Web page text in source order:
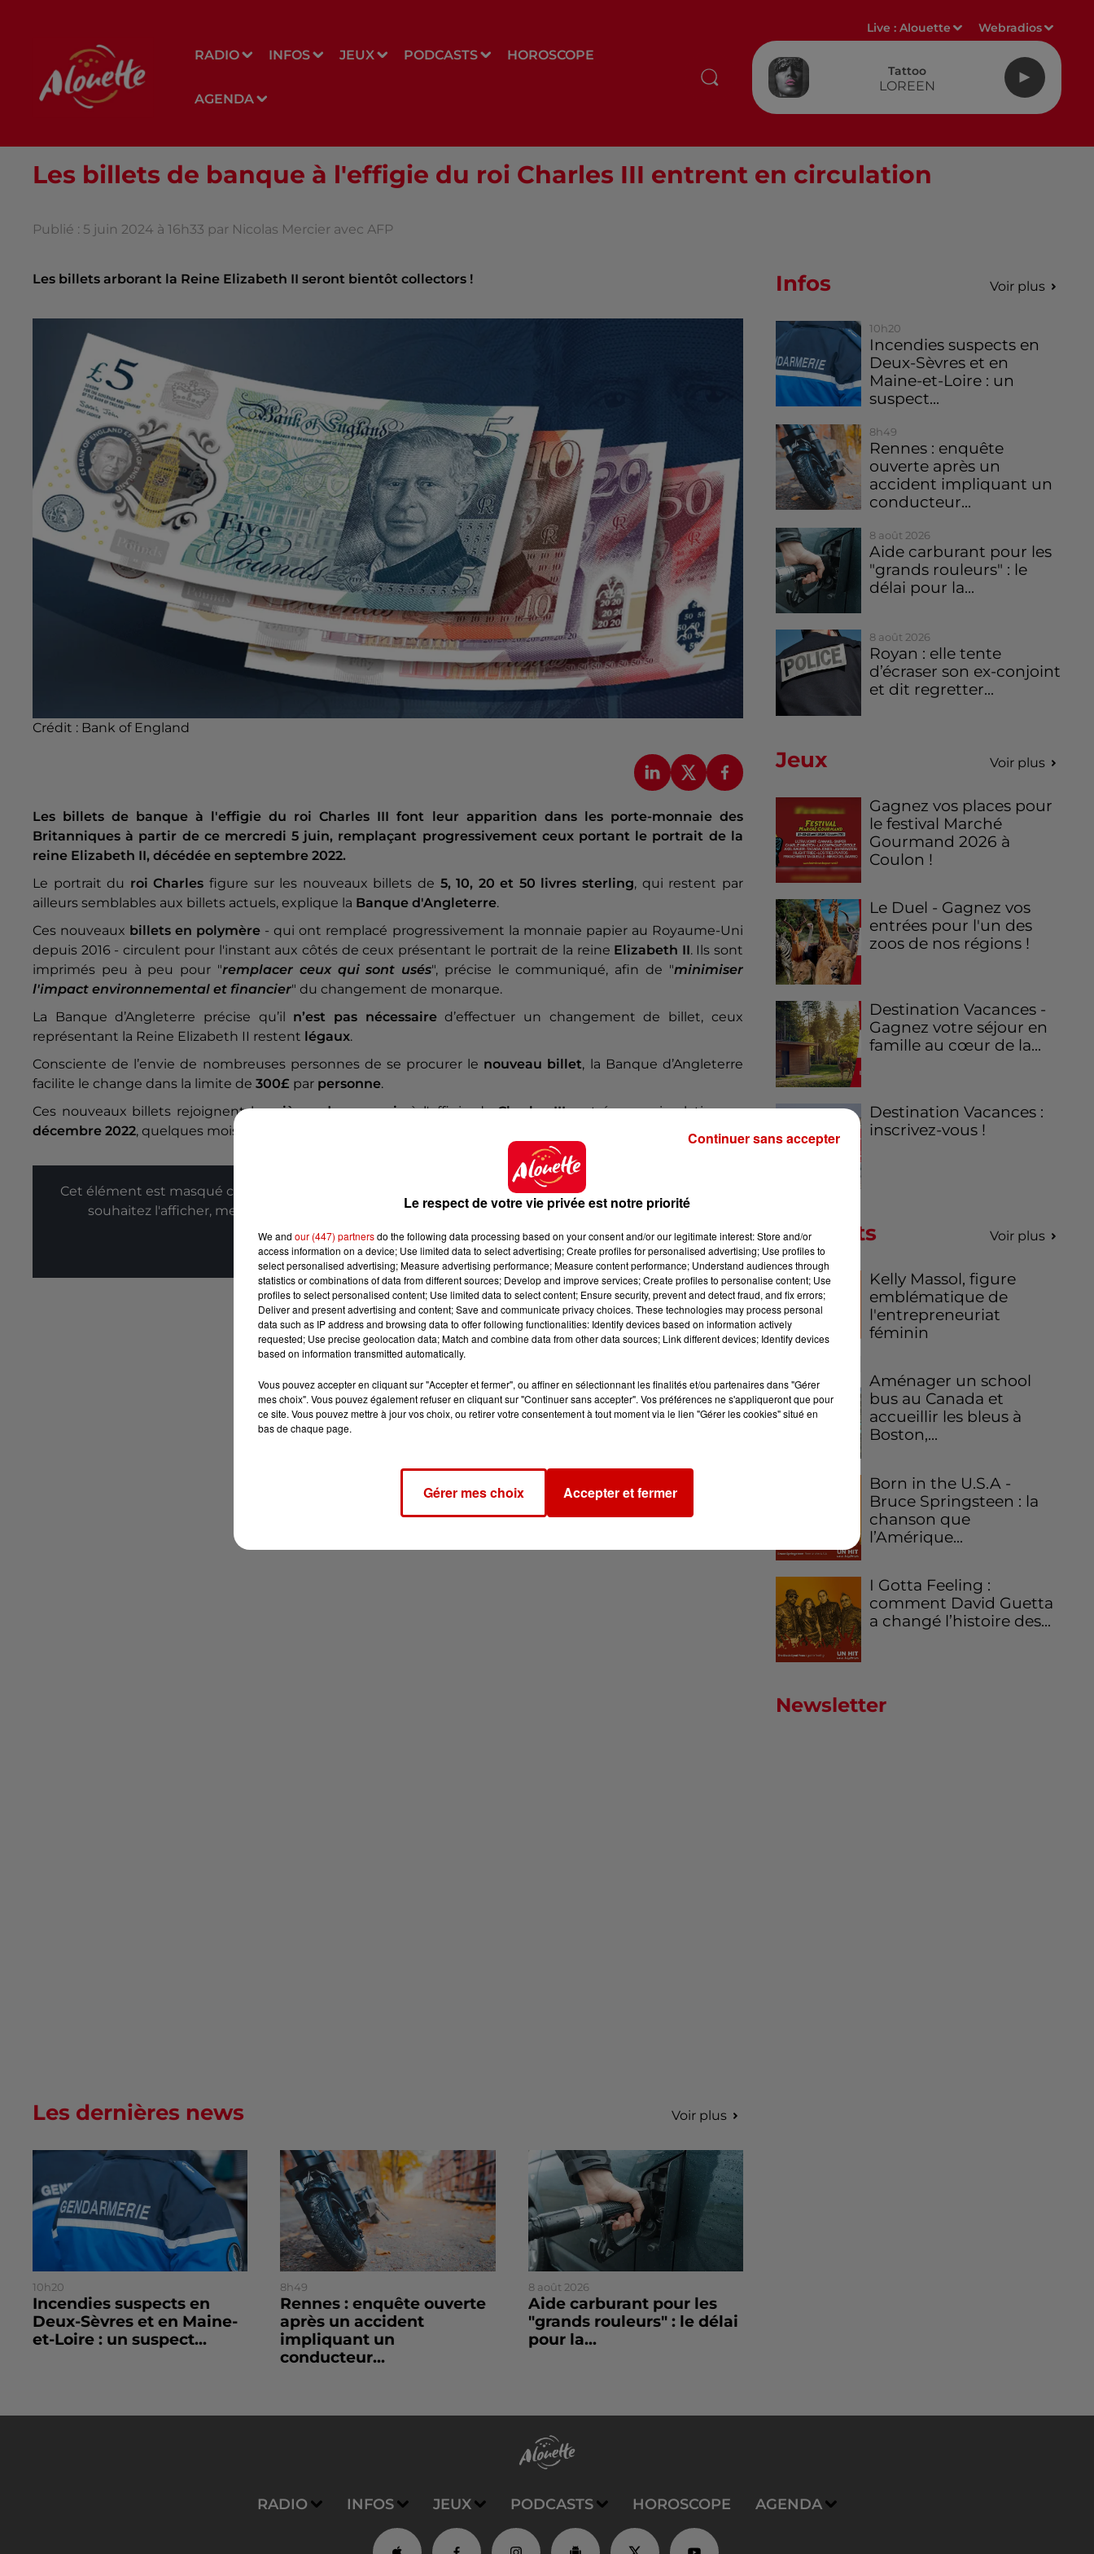
RADIO INFOS JEUX PODCASTS HOROSCOPE
AGENDA
Live :Alouette Webradios
Tattoo
LOREEN
Les billets de banque à l'effigie du roi Charles III entrent en circulation
Publié : 5 juin 2024 à 16h33 par Nicolas Mercier avec AFP
Les billets arborant la Reine Elizabeth II seront bientôt collectors !
Crédit : Bank of England
Les billets de banque à l'effigie du roi Charles III font leur apparition dans les porte-monnaie des
Britanniques à partir de ce mercredi 5 juin, remplaçant progressivement ceux portant le portrait de la
reine Elizabeth II, décédée en septembre 2022.
Le portrait du roi Charles figure sur les nouveaux billets de 5, 10, 20 et 50 livres sterling, qui restent par
ailleurs semblables aux billets actuels, explique la Banque d'Angleterre.
Ces nouveaux billets en polymère - qui ont remplacé progressivement la monnaie papier au Royaume-Uni
depuis 2016 - circulent pour l'instant aux côtés de ceux présentant le portrait de la reine Elizabeth II. Ils sont
imprimés peu à peu pour "remplacer ceux qui sont usés", précise le communiqué, afin de "minimiser
l'impact environnemental et financier" du changement de monarque.
La Banque d’Angleterre précise qu’il n’est pas nécessaired’effectuer un changement de billet, ceux
représentant la Reine Elizabeth II restent légaux.
Consciente de l’envie de nombreuses personnes de se procurer le nouveau billet, la Banque d’Angleterre
facilite le change dans la limite de 300£ par personne.
Ces nouveaux billets rejoignent lespièces de monnaieà l'effigie deCharles III, entrées en circulation en
décembre 2022, quelques mois après la mort de sa mère.
Cet élément est masqué compte-tenu du refus du dépôt de cookies que vous avez exprimé. Si vous
souhaitez l'afficher, merci de nous donner votre accord en cliquant sur le bouton ci-dessous.
Afficher l'élément
Infos Voir plus
10h20
Incendies suspects en
Deux-Sèvres et en
Maine-et-Loire : un
suspect...
8h49
Rennes : enquête
ouverte après un
accident impliquant un
conducteur...
8 août 2026
Aide carburant pour les
"grands rouleurs" : le
délai pour la...
8 août 2026
Royan : elle tente
d’écraser son ex-conjoint
et dit regretter...
Jeux Voir plus
Gagnez vos places pour
le festival Marché
Gourmand 2026 à
Coulon !
Le Duel - Gagnez vos
entrées pour l'un des
zoos de nos régions !
Destination Vacances -
Gagnez votre séjour en
famille au cœur de la...
Destination Vacances :
inscrivez-vous !
Podcasts Voir plus
Kelly Massol, figure
emblématique de
l'entrepreneuriat
féminin
Aménager un school
bus au Canada et
accueillir les bleus à
Boston,...
Born in the U.S.A -
Bruce Springsteen : la
chanson que
l’Amérique...
I Gotta Feeling :
comment David Guetta
a changé l’histoire des...
Newsletter
Les dernières news Voir plus
10h20
Incendies suspects en
Deux-Sèvres et en Maine-
et-Loire : un suspect...
8h49
Rennes : enquête ouverte
après un accident
impliquant un
conducteur...
8 août 2026
Aide carburant pour les
"grands rouleurs" : le délai
pour la...
RADIO INFOS JEUX PODCASTS HOROSCOPE AGENDA
Le respect de votre vie privée est notre priorité
We and our (447) partnersdo the following data processing based on your consent and/or our legitimate interest: Store and/or
access information on a device; Use limited data to select advertising; Create profiles for personalised advertising; Use profiles to
select personalised advertising; Measure advertising performance; Measure content performance; Understand audiences through
statistics or combinations of data from different sources; Develop and improve services; Create profiles to personalise content; Use
profiles to select personalised content; Use limited data to select content; Ensure security, prevent and detect fraud, and fix errors;
Deliver and present advertising and content; Save and communicate privacy choices. These technologies may process personal
data such as IP address and browsing data to offer following functionalities: Identify devices based on information actively
requested; Use precise geolocation data; Match and combine data from other data sources; Link different devices; Identify devices
based on information transmitted automatically.
Vous pouvez accepter en cliquant sur "Accepter et fermer", ou affiner en sélectionnant les finalités et/ou partenaires dans "Gérer
mes choix". Vous pouvez également refuser en cliquant sur "Continuer sans accepter". Vos préférences ne s'appliqueront que pour
ce site. Vous pouvez mettre à jour vos choix, ou retirer votre consentement à tout moment via le lien "Gérer les cookies" situé en
bas de chaque page.
Gérer mes choix Accepter et fermer
Continuer sans accepter